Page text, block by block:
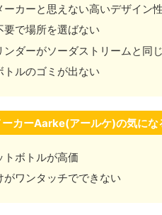
ーカーと思えない高いデザイン性
要で場所を選ばない
ンダーがソーダストリームと同じ
トルのゴミが出ない
ーカーAarke(アールケ)の気にな
トボトルが高価
がワンタッチでできない